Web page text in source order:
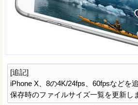
[追記]
iPhone X、8の4K/24fps、60fpsなどを
保存時のファイルサイズ一覧を更新し